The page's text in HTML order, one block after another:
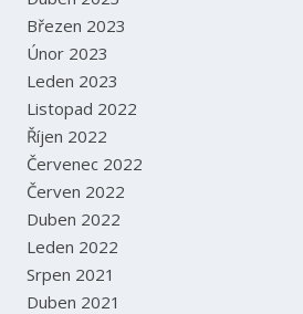
Březen 2023
Únor 2023
Leden 2023
Listopad 2022
Říjen 2022
Červenec 2022
Červen 2022
Duben 2022
Leden 2022
Srpen 2021
Duben 2021